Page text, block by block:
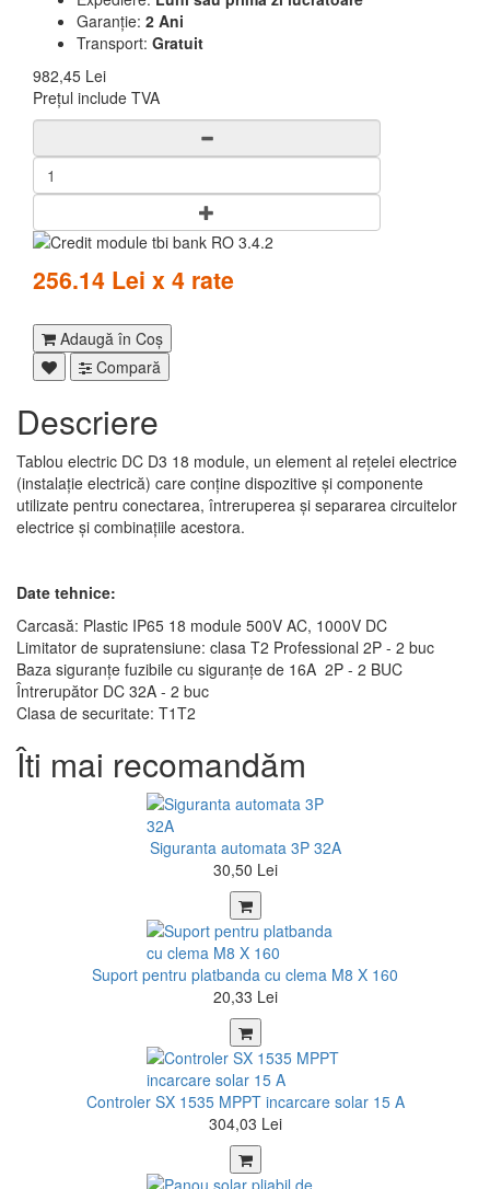
Garanție: 2 Ani
Transport: Gratuit
982,45 Lei
Prețul include TVA
256.14 Lei x 4 rate
Adaugă în Coş
Compară
Descriere
Tablou electric DC D3 18 module, un element al rețelei electrice
(instalație electrică) care conține dispozitive și componente
utilizate pentru conectarea, întreruperea și separarea circuitelor
electrice și combinațiile acestora.
Date tehnice:
Carcasă: Plastic IP65 18 module 500V AC, 1000V DC
Limitator de supratensiune: clasa T2 Professional 2P - 2 buc
Baza siguranțe fuzibile cu siguranțe de 16A 2P - 2 BUC
Întrerupător DC 32A - 2 buc
Clasa de securitate: T1T2
Îti mai recomandăm
Siguranta automata 3P 32A
30,50 Lei
Suport pentru platbanda cu clema M8 X 160
20,33 Lei
Controler SX 1535 MPPT incarcare solar 15 A
304,03 Lei